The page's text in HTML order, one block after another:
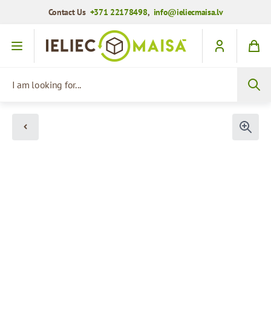
Contact Us +371 22178498, info@ieliecmaisa.lv
Skip to Content